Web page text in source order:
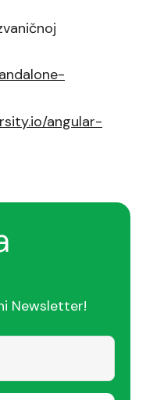
angular-
Newsletter!